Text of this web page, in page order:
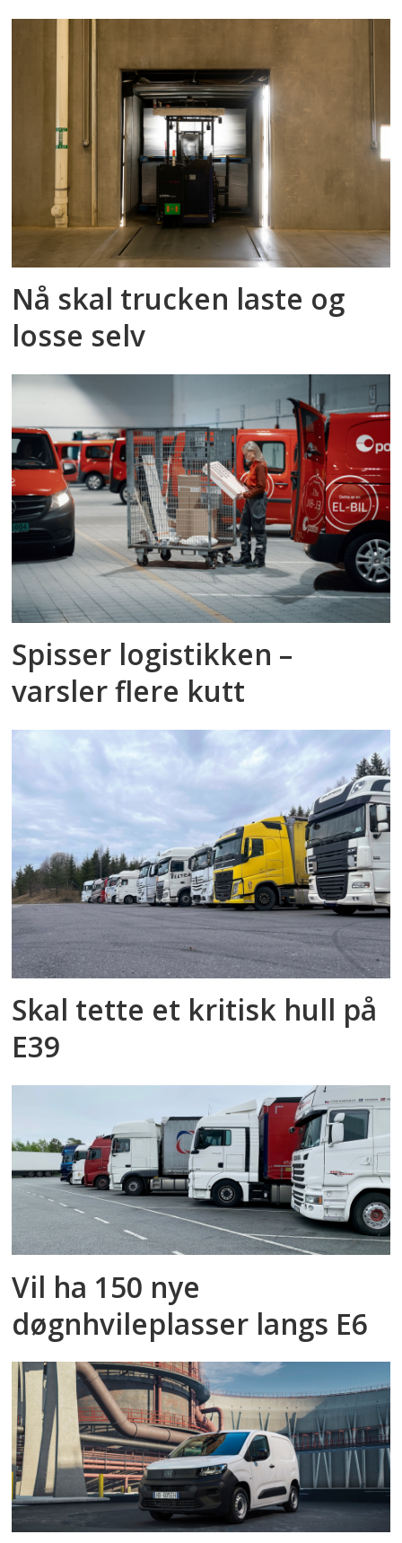
Nå skal trucken laste og
losse selv
Spisser logistikken –
varsler flere kutt
Skal tette et kritisk hull på
E39
Vil ha 150 nye
døgnhvileplasser langs E6